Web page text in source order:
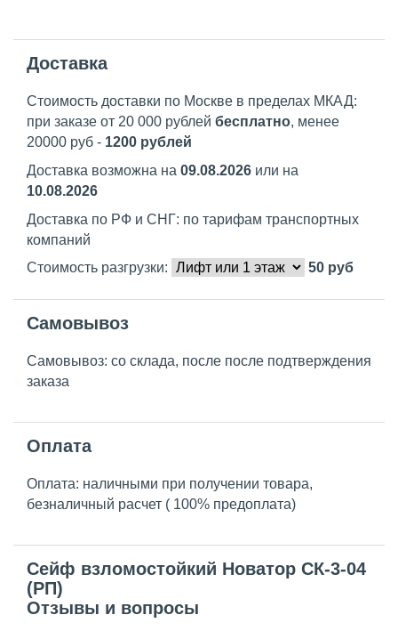
Доставка
Стоимость доставки по Москве в пределах МКАД:
при заказе от 20 000 рублей бесплатно, менее
20000 руб - 1200 рублей
Доставка возможна на 09.08.2026 или на
10.08.2026
Доставка по РФ и СНГ: по тарифам транспортных
компаний
Стоимость разгрузки:
50 руб
Самовывоз
Самовывоз: со склада, после после подтверждения
заказа
Оплата
Оплата: наличными при получении товара,
безналичный расчет ( 100% предоплата)
Сейф взломостойкий Новатор СК-3-04
(РП)
Отзывы и вопросы